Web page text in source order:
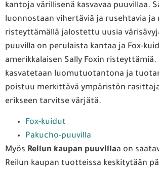
kantoja värillisenä kasvavaa puuvillaa.
luonnostaan vihertäviä ja rusehtavia ja
risteyttämällä jalostettu uusia
puuvilla on perulaista kantaa ja Fox-
amerikkalaisen Sally Foxin
kasvatetaan luomutuotantona ja
poistuu merkittävä ympäristön
erikseen tarvitse värjätä.
Fox-kuidut
Pakucho-puuvilla
Myös Reilun kaupan puuvillaa on
Reilun kaupan tuotteissa keskitytään